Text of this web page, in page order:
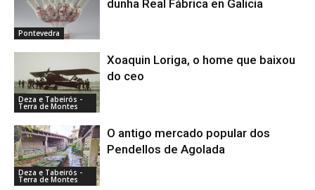
Pontevedra
dunha Real Fábrica en Galicia
Deza e Tabeirós -
Terra de Montes
Xoaquin Loriga, o home que baixou
do ceo
Deza e Tabeirós -
Terra de Montes
O antigo mercado popular dos
Pendellos de Agolada